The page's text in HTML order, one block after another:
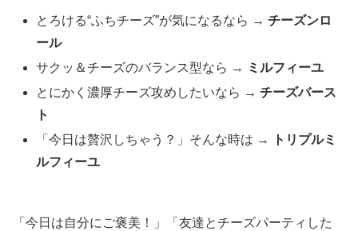
とろける“ふちチーズ”が気になるなら →チーズンロ
ール
サクッ＆チーズのバランス型なら → ミルフィーユ
とにかく濃厚チーズ攻めしたいなら →チーズバース
ト
「今日は贅沢しちゃう？」そんな時は →
トリプルミ
ルフィーユ
「今日は自分にご褒美！」「友達とチーズパーティした